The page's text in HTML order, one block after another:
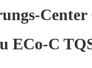
Center
ECo-C